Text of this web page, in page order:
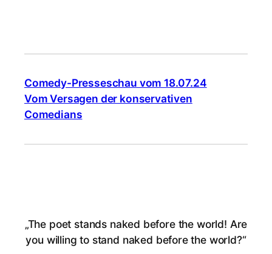
Comedy-Presseschau vom 18.07.24
Vom Versagen der konservativen
Comedians
„The poet stands naked before the world! Are
you willing to stand naked before the world?“